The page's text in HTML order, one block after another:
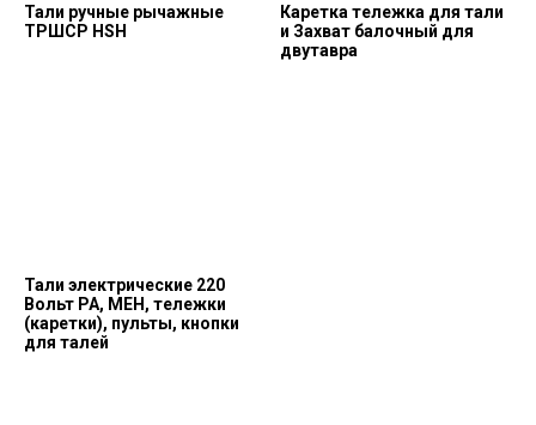
Тали ручные рычажные
ТРШСР HSH
Каретка тележка для тали
и Захват балочный для
двутавра
Тали электрические 220
Вольт РА, МЕН, тележки
(каретки), пульты, кнопки
для талей